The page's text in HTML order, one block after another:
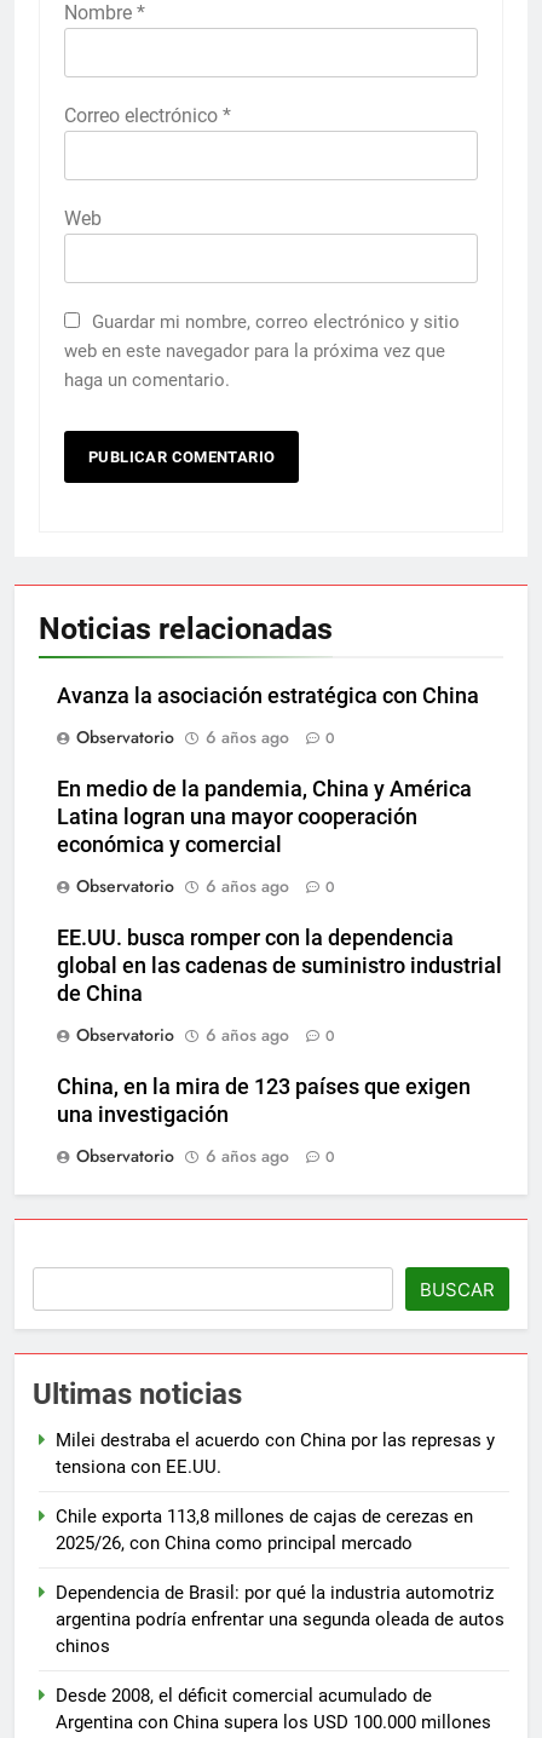
Nombre *
Correo electrónico *
Web
Guardar mi nombre, correo electrónico y sitio
web en este navegador para la próxima vez que
haga un comentario.
Noticias relacionadas
Avanza la asociación estratégica con China
Observatorio
6 años ago 0
En medio de la pandemia, China y América
Latina logran una mayor cooperación
económica y comercial
Observatorio
6 años ago 0
EE.UU. busca romper con la dependencia
global en las cadenas de suministro industrial
de China
Observatorio
6 años ago 0
China, en la mira de 123 países que exigen
una investigación
Observatorio
6 años ago 0
BUSCAR
Ultimas noticias
Milei destraba el acuerdo con China por las represas y
tensiona con EE.UU.
Chile exporta 113,8 millones de cajas de cerezas en
2025/26, con China como principal mercado
Dependencia de Brasil: por qué la industria automotriz
argentina podría enfrentar una segunda oleada de autos
chinos
Desde 2008, el déficit comercial acumulado de
Argentina con China supera los USD 100.000 millones